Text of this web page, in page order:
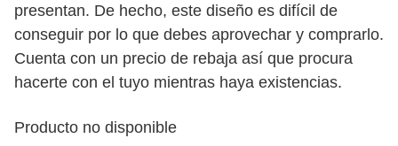
presentan. De hecho, este diseño es difícil de
conseguir por lo que debes aprovechar y comprarlo.
Cuenta con un precio de rebaja así que procura
hacerte con el tuyo mientras haya existencias.
Producto no disponible